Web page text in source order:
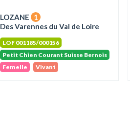
LOZANE
1
Des Varennes du Val de Loire
LOF 001185/000156
Petit Chien Courant Suisse Bernois
Femelle
Vivant